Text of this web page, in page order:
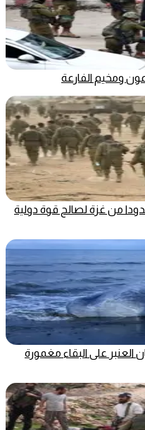
ومخيم الفارعة
من غزة لصالح قوة دولية
العنبر على البقاء مغمورة